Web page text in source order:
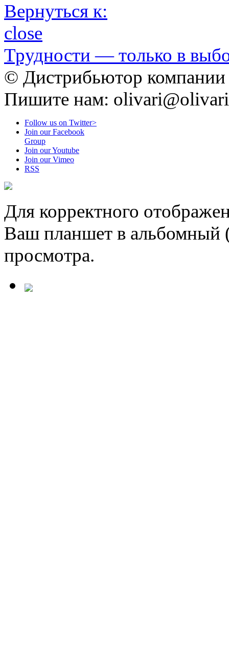
Вернуться к:
close
Трудности — только в
© Дистрибьютор
Пишите нам:
Follow us on Twitter>
Join our Facebook
Group
Join our Youtube
Join our Vimeo
RSS
Для корректного
Ваш планшет в альбомный
просмотра.